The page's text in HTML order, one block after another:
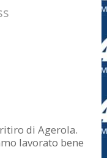
di Agerola.
lavorato bene